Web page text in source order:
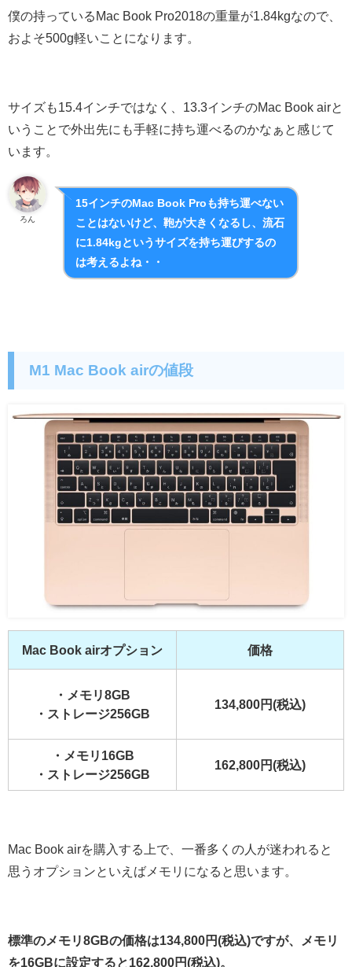
僕の持っているMac Book Pro2018の重量が1.84kgなので、
およそ500g軽いことになります。
サイズも15.4インチではなく、13.3インチのMac Book airと
いうことで外出先にも手軽に持ち運べるのかなぁと感じて
います。
ろん
15インチのMac Book Proも持ち運べない
ことはないけど、鞄が大きくなるし、流石
に1.84kgというサイズを持ち運びするの
は考えるよね・・
M1 Mac Book airの値段
Mac Book airオプション 価格
・メモリ8GB
・ストレージ256GB
134,800円(税込)
・メモリ16GB
・ストレージ256GB
162,800円(税込)
Mac Book airを購入する上で、一番多くの人が迷われると
思うオプションといえばメモリになると思います。
標準のメモリ8GBの価格は134,800円(税込)ですが、メモリ
を16GBに設定すると162,800円(税込)。